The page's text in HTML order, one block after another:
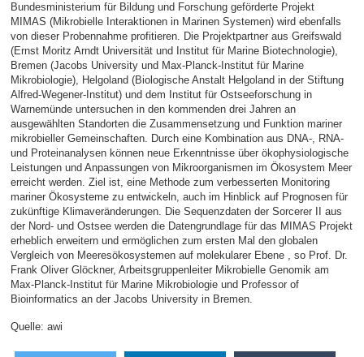
Bundesministerium für Bildung und Forschung geförderte Projekt
MIMAS (Mikrobielle Interaktionen in Marinen Systemen) wird ebenfalls
von dieser Probennahme profitieren. Die Projektpartner aus Greifswald
(Ernst Moritz Arndt Universität und Institut für Marine Biotechnologie),
Bremen (Jacobs University und Max-Planck-Institut für Marine
Mikrobiologie), Helgoland (Biologische Anstalt Helgoland in der Stiftung
Alfred-Wegener-Institut) und dem Institut für Ostseeforschung in
Warnemünde untersuchen in den kommenden drei Jahren an
ausgewählten Standorten die Zusammensetzung und Funktion mariner
mikrobieller Gemeinschaften. Durch eine Kombination aus DNA-, RNA-
und Proteinanalysen können neue Erkenntnisse über ökophysiologische
Leistungen und Anpassungen von Mikroorganismen im Ökosystem Meer
erreicht werden. Ziel ist, eine Methode zum verbesserten Monitoring
mariner Ökosysteme zu entwickeln, auch im Hinblick auf Prognosen für
zukünftige Klimaveränderungen. Die Sequenzdaten der Sorcerer II aus
der Nord- und Ostsee werden die Datengrundlage für das MIMAS Projekt
erheblich erweitern und ermöglichen zum ersten Mal den globalen
Vergleich von Meeresökosystemen auf molekularer Ebene , so Prof. Dr.
Frank Oliver Glöckner, Arbeitsgruppenleiter Mikrobielle Genomik am
Max-Planck-Institut für Marine Mikrobiologie und Professor of
Bioinformatics an der Jacobs University in Bremen.
Quelle: awi